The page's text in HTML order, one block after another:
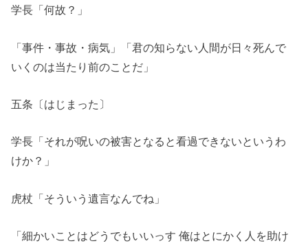
学長「何故？」
「事件・事故・病気」「君の知らない人間が日々死んで
いくのは当たり前のことだ」
五条〔はじまった〕
学長「それが呪いの被害となると看過できないというわ
けか？」
虎杖「そういう遺言なんでね」
「細かいことはどうでもいいっす 俺はとにかく人を助け